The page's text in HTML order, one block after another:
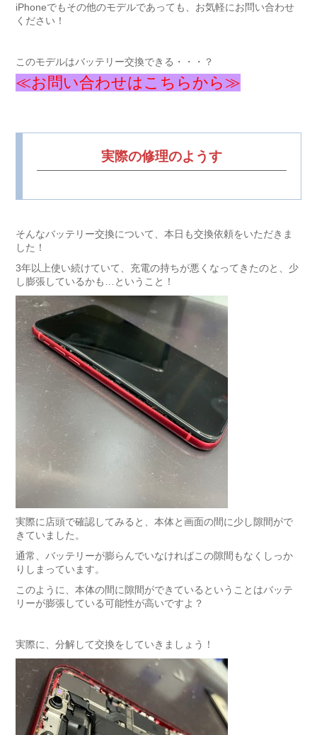
iPhoneでもその他のモデルであっても、お気軽にお問い合わせ
ください！
このモデルはバッテリー交換できる・・・？
≪お問い合わせはこちらから≫
実際の修理のようす
そんなバッテリー交換について、本日も交換依頼をいただきま
した！
3年以上使い続けていて、充電の持ちが悪くなってきたのと、少
し膨張しているかも…ということ！
実際に店頭で確認してみると、本体と画面の間に少し隙間がで
きていました。
通常、バッテリーが膨らんでいなければこの隙間もなくしっか
りしまっています。
このように、本体の間に隙間ができているということはバッテ
リーが膨張している可能性が高いですよ？
実際に、分解して交換をしていきましょう！